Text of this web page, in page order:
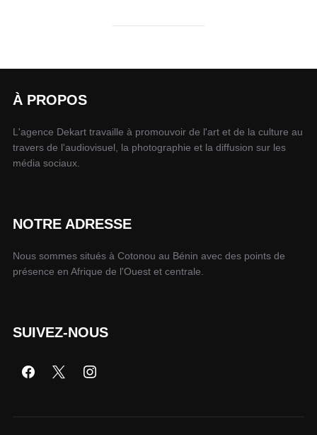
À PROPOS
L'agence Dekart travaille à promouvoir de l'art et de la culture au
travers de l'audiovisuel, la photographie et la diffusion sur les
média sociaux.
NOTRE ADRESSE
Nous sommes situés à Cotonou au Bénin avec des points de
présence en Afrique de l'Ouest et centrale.
SUIVEZ-NOUS